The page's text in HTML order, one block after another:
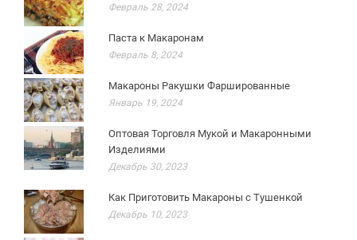
Февраль 28, 2024
Паста к Макаронам
Февраль 8, 2024
Макароны Ракушки Фаршированные
Январь 19, 2024
Оптовая Торговля Мукой и Макаронными
Изделиями
Декабрь 30, 2023
Как Приготовить Макароны с Тушенкой
Декабрь 10, 2023